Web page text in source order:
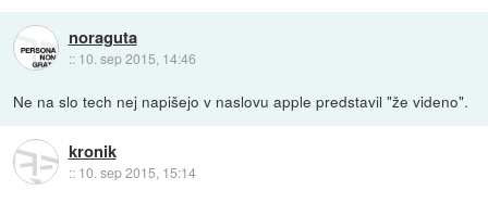
noraguta
:: 10. sep 2015, 14:46
Ne na slo tech nej napišejo v naslovu apple predstavil "že videno".
kronik
:: 10. sep 2015, 15:14